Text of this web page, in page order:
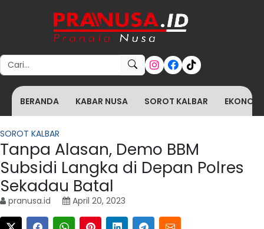
Search for:
BERANDA KABAR NUSA SOROT KALBAR
SOROT KALBAR
Tanpa Alasan, Demo BBM
Subsidi Langka di Depan Polres
Sekadau Batal
pranusa.id April 20, 2023